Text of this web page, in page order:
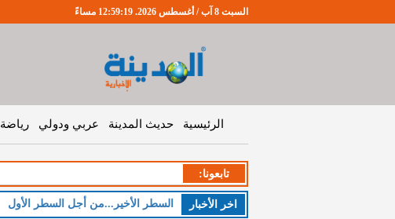
السبت 8 آب / أغسطس 2026. 12:59:20 مساءً
الرئيسية حديث المدينة عربي ودولي رياضة
تابعونا:
اخر اﻷخبار ال